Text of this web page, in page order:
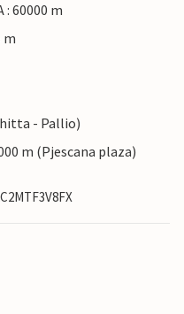
: 60000 m
m
- Pallio)
m (Pjescana plaza)